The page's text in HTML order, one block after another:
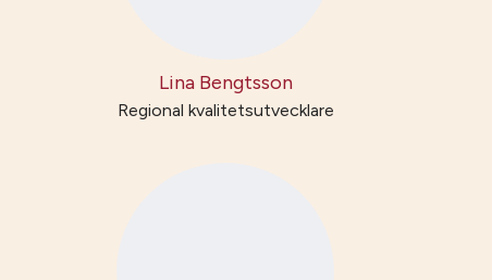
Lina Bengtsson
Regional kvalitetsutvecklare